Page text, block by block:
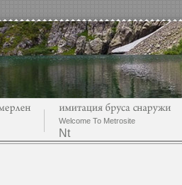
Welcome To Metrosite
Nt